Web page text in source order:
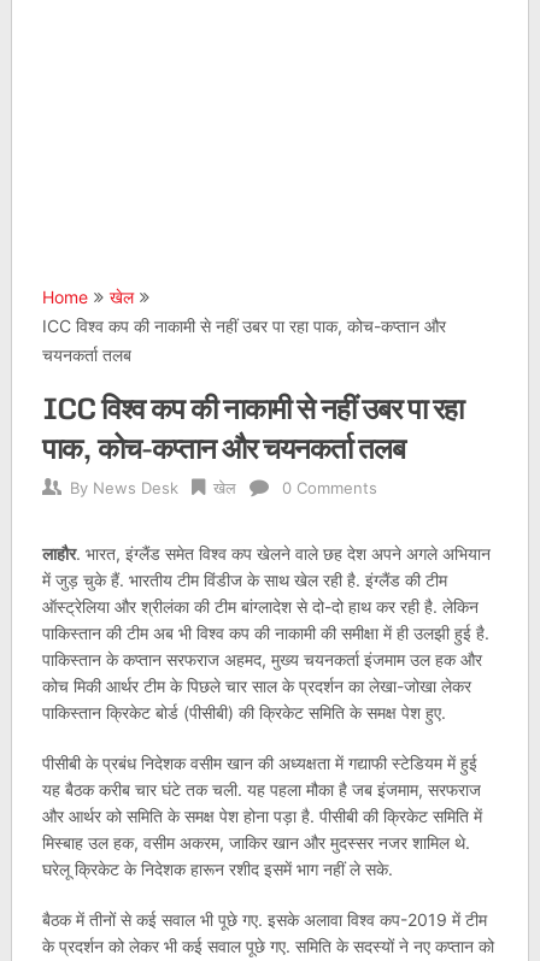
Home
खेल
ICC विश्व कप की नाकामी से नहीं उबर पा रहा पाक, कोच-कप्तान और
चयनकर्ता तलब
ICC विश्व कप की नाकामी से नहीं उबर पा रहा
पाक, कोच-कप्तान और चयनकर्ता तलब
By News Desk खेल 0 Comments
लाहौर. भारत, इंग्लैंड समेत विश्व कप खेलने वाले छह देश अपने अगले अभियान
में जुड़ चुके हैं. भारतीय टीम विंडीज के साथ खेल रही है. इंग्लैंड की टीम
ऑस्ट्रेलिया और श्रीलंका की टीम बांग्लादेश से दो-दो हाथ कर रही है. लेकिन
पाकिस्तान की टीम अब भी विश्व कप की नाकामी की समीक्षा में ही उलझी हुई है.
पाकिस्तान के कप्तान सरफराज अहमद, मुख्य चयनकर्ता इंजमाम उल हक और
कोच मिकी आर्थर टीम के पिछले चार साल के प्रदर्शन का लेखा-जोखा लेकर
पाकिस्तान क्रिकेट बोर्ड (पीसीबी) की क्रिकेट समिति के समक्ष पेश हुए.
पीसीबी के प्रबंध निदेशक वसीम खान की अध्यक्षता में गद्याफी स्टेडियम में हुई
यह बैठक करीब चार घंटे तक चली. यह पहला मौका है जब इंजमाम, सरफराज
और आर्थर को समिति के समक्ष पेश होना पड़ा है. पीसीबी की क्रिकेट समिति में
मिस्बाह उल हक, वसीम अकरम, जाकिर खान और मुदस्सर नजर शामिल थे.
घरेलू क्रिकेट के निदेशक हारून रशीद इसमें भाग नहीं ले सके.
बैठक में तीनों से कई सवाल भी पूछे गए. इसके अलावा विश्व कप-2019 में टीम
के प्रदर्शन को लेकर भी कई सवाल पूछे गए. समिति के सदस्यों ने नए कप्तान को